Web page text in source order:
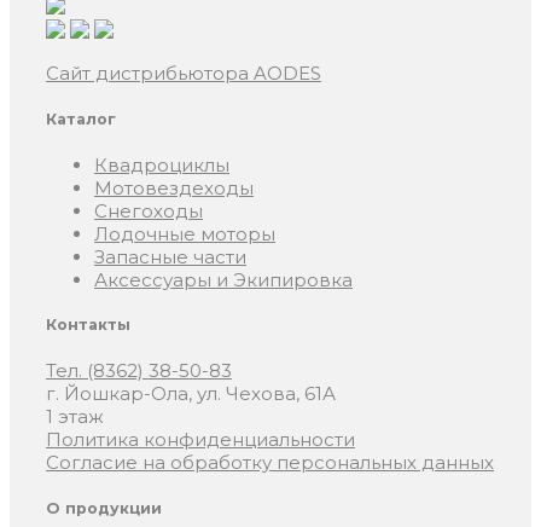
Сайт дистрибьютора AODES
Каталог
Квадроциклы
Мотовездеходы
Снегоходы
Лодочные моторы
Запасные части
Аксессуары и Экипировка
Контакты
Тел. (8362) 38-50-83
г. Йошкар-Ола, ул. Чехова, 61А
1 этаж
Политика конфиденциальности
Согласие на обработку персональных данных
О продукции